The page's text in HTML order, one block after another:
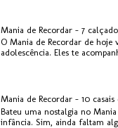
Mania de Recordar - 7
O Mania de Recordar de
adolescência. Eles te
Mania de Recordar - 10
Bateu uma nostalgia no
infância. Sim, ainda faltam